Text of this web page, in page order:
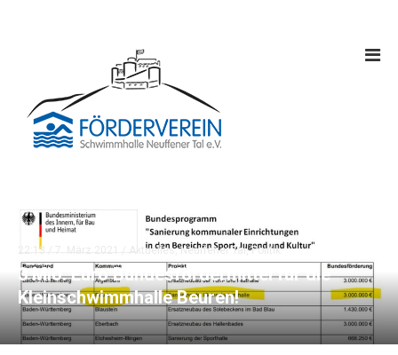
22:13 / Aktuelles,Neuffener Tal,Politik
3 Mio. Euro Bundesfördermittel für die
Kleinschwimmhalle Beuren!